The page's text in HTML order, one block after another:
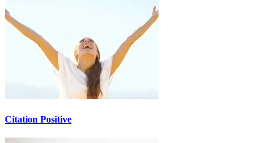
Citation Positive